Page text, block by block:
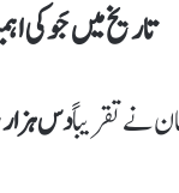
تاریخ میں جَو کی
نے تقریباًدس